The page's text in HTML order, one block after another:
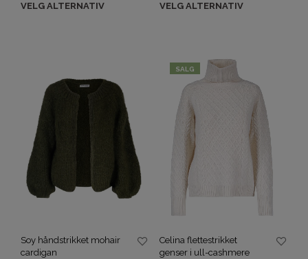
VELG ALTERNATIV
VELG ALTERNATIV
Soy håndstrikket mohair
cardigan
SALG
Celina flettestrikket
genser i ull-cashmere